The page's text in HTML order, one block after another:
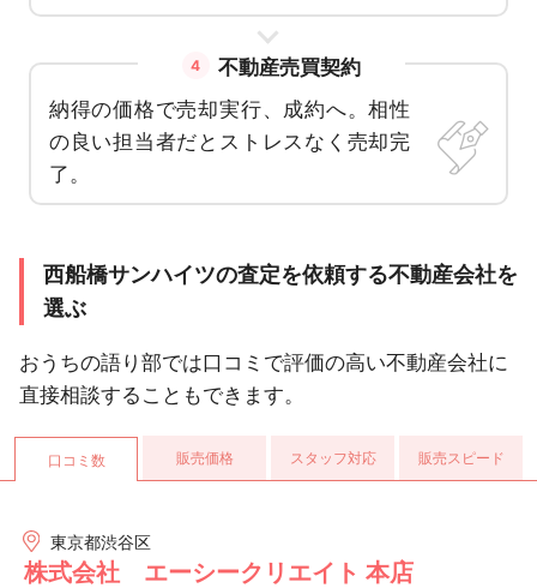
4
不動産売買契約
納得の価格で売却実行、成約へ。相性
の良い担当者だとストレスなく売却完
了。
西船橋サンハイツの査定を依頼する不動産会社を
選ぶ
おうちの語り部では口コミで評価の高い不動産会社に
直接相談することもできます。
口コミ数 販売価格 スタッフ対応 販売スピード
東京都渋谷区
株式会社 エーシークリエイト 本店